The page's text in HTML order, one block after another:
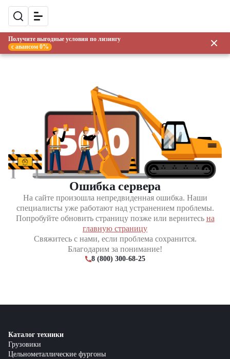
Получите выгодные условия по лизингу
с авансом 0%
Ошибка сервера
На сайте произошла непредвиденная ошибка. Наши
специалисты уже работают над устранением проблемы.
Попробуйте обновить страницу позже или вернитесь на
главную страницу
Свяжитесь с нами, если проблема сохранится.
Благодарим за понимание!
8 (800) 300-68-25
Каталог техники
Грузовики
Цельнометаллические фургоны